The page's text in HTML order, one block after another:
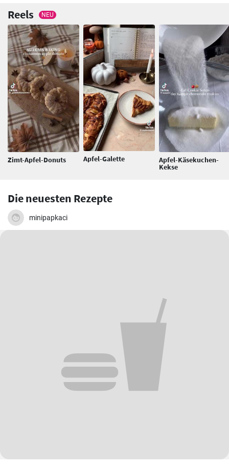
Reels NEU
Zimt-Apfel-Donuts Apfel-Galette Apfel-Käsekuchen-
Kekse
Die neuesten Rezepte
minipapkaci